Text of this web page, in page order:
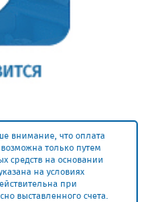
внимание, что оплата
только путем
средств на основании
на условиях
при
выставленного счета.